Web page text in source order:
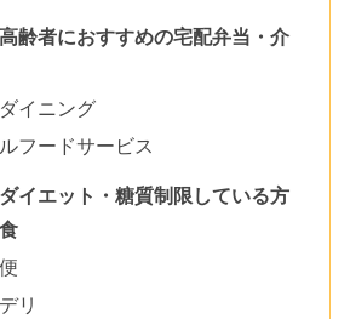
齢者におすすめの宅配弁当・介
イニング
フードサービス
イエット・糖質制限している方
リ